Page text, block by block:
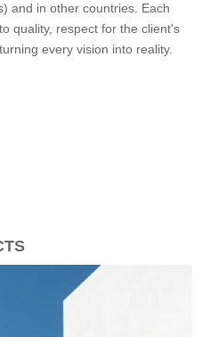
and in other countries. Each
quality, respect for the client's
every vision into reality.